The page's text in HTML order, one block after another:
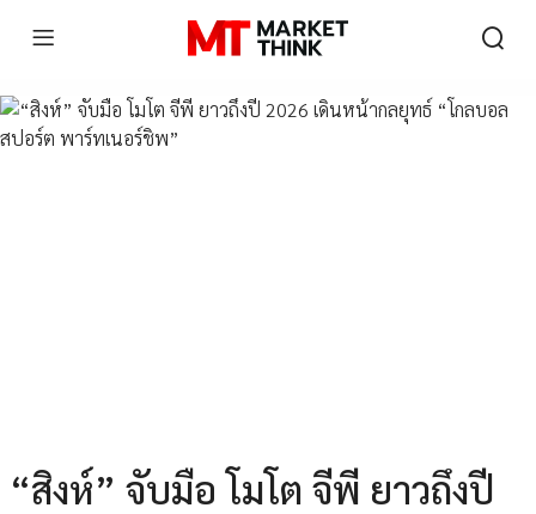
“สิงห์” จับมือ โมโต จีพี ยาวถึงปี